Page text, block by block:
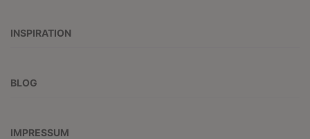
INSPIRATION
BLOG
IMPRESSUM